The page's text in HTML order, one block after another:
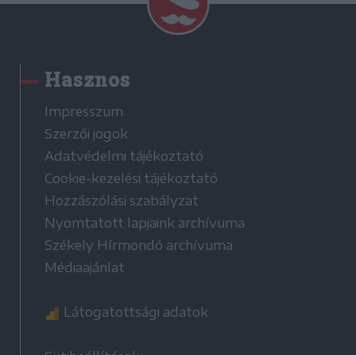
Hasznos
Impresszum
Szerzői jogok
Adatvédelmi tájékoztató
Cookie-kezelési tájékoztató
Hozzászólási szabályzat
Nyomtatott lapjaink archívuma
Székely Hírmondó archívuma
Médiaajánlat
Látogatottsági adatok